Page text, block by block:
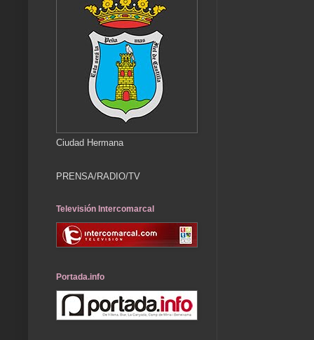
Ciudad Hermana
PRENSA/RADIO/TV
Televisión Intercomarcal
Portada.info